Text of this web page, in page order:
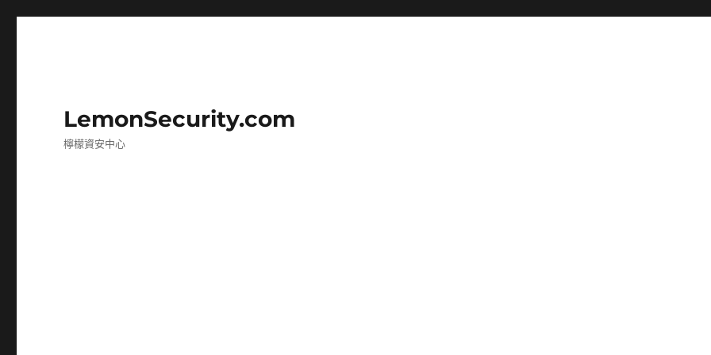
LemonSecurity.com
檸檬資安中心